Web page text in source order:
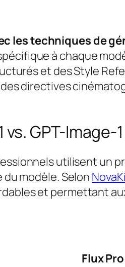
les techniques de
à chaque
et des Style
directives
GPT-Image-1
utilisent un
modèle. Selon
et permettant
Flux